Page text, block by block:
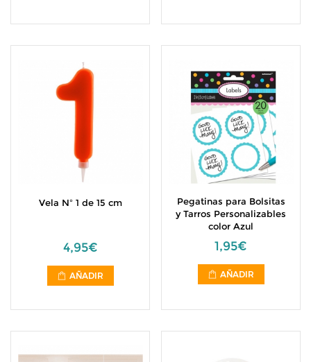
Vela Nº 1 de 15 cm
4,95€
AÑADIR
Pegatinas para Bolsitas
y Tarros Personalizables
color Azul
1,95€
AÑADIR